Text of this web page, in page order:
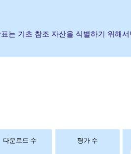
는 기초 참조 자산을 식별하기 위해서
다운로드 수 평가 수